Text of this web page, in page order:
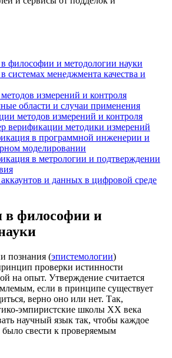
философии и методологии науки
системах менеджмента качества и
измерений и контроля
области и случаи применения
методов измерений и контроля
верификации методики измерений
в программной инженерии и
моделировании
в метрологии и подтверждении
и данных в цифровой среде
в философии и
познания (эпистемологии)
проверки истинности
на опыт. Утверждение считается
если в принципе существует
верно оно или нет. Так,
эмпиристские школы XX века
научный язык так, чтобы каждое
свести к проверяемым